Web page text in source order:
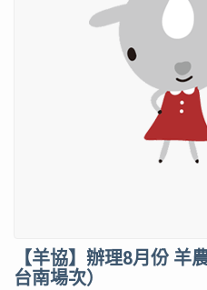
【羊協】辦理8月份
台南場次）